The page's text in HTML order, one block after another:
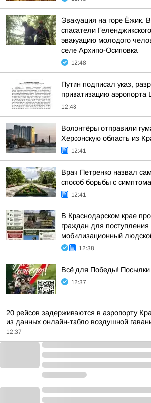
Эвакуация на горе Ёжик.
спасатели
эвакуацию молодого
селе Архипо-Осиповка
12:48
Путин подписал указ,
приватизацию аэропорта
12:48
Волонтёры отправили
Херсонскую область из
12:41
Врач Петренко назвал
способ борьбы с
12:41
В Краснодарском крае
граждан для поступления
мобилизационный
12:38
Всё для Победы!
12:37
20 рейсов задерживаются в аэропорту
из данных онлайн-табло воздушной
12:37